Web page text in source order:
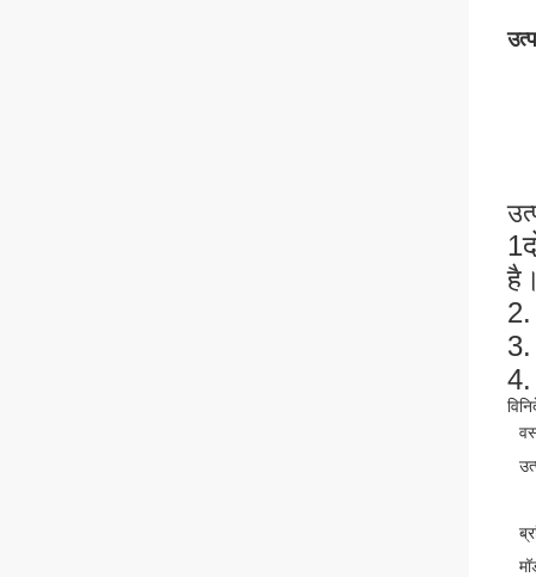
1
है।
3.
4.